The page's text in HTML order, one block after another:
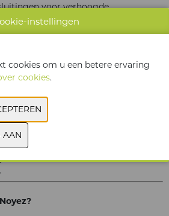
voor verhoogde
en industriële uitvoering,
detectie- en
stedelijke bescherming:
blockers, etc.
voor een woning, een
een bedrijfsterrein of een robuuste
levert zowel standaard als
instellingen
cookies om u een betere ervaring
cookies.